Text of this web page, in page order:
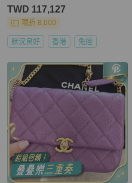
TWD 117,127
現折 8,000
狀況良好 香港 免運